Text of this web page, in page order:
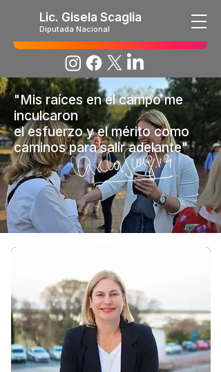
Lic. Gisela Scaglia
Diputada Nacional
"Mis raíces en el campo me
inculcaron
el esfuerzo y el mérito como
caminos para salir adelante"